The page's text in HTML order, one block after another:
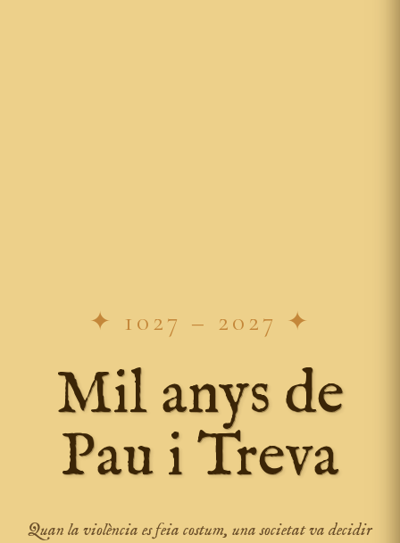
✦ 1027 – 2027 ✦
Mil anys de
Pau i Treva
Quan la violència es feia costum, una societat va decidir